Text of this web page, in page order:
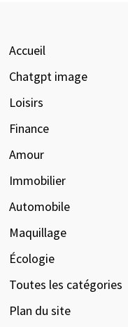
Accueil
Chatgpt image
Loisirs
Finance
Amour
Immobilier
Automobile
Maquillage
Écologie
Toutes les catégories
Plan du site